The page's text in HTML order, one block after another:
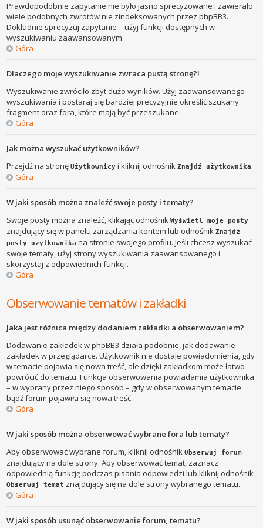
Prawdopodobnie zapytanie nie było jasno sprecyzowane i zawierało
wiele podobnych zwrotów nie zindeksowanych przez phpBB3.
Dokładnie sprecyzuj zapytanie – użyj funkcji dostępnych w
wyszukiwaniu zaawansowanym.
Góra
Dlaczego moje wyszukiwanie zwraca pustą stronę?!
Wyszukiwanie zwróciło zbyt dużo wyników. Użyj zaawansowanego
wyszukiwania i postaraj się bardziej precyzyjnie określić szukany
fragment oraz fora, które mają być przeszukane.
Góra
Jak można wyszukać użytkowników?
Przejdź na stronęUżytkownicy i kliknij odnośnikZnajdź użytkownika.
Góra
W jaki sposób można znaleźć swoje posty i tematy?
Swoje posty można znaleźć, klikając odnośnikWyświetl moje posty
znajdujący się w panelu zarządzania kontem lub odnośnikZnajdź
posty użytkownika na stronie swojego profilu. Jeśli chcesz wyszukać
swoje tematy, użyj strony wyszukiwania zaawansowanego i
skorzystaj z odpowiednich funkcji.
Góra
Obserwowanie tematów i zakładki
Jaka jest różnica między dodaniem zakładki a obserwowaniem?
Dodawanie zakładek w phpBB3 działa podobnie, jak dodawanie
zakładek w przeglądarce. Użytkownik nie dostaje powiadomienia, gdy
w temacie pojawia się nowa treść, ale dzięki zakładkom może łatwo
powrócić do tematu. Funkcja obserwowania powiadamia użytkownika
– w wybrany przez niego sposób – gdy w obserwowanym temacie
bądź forum pojawiła się nowa treść.
Góra
W jaki sposób można obserwować wybrane fora lub tematy?
Aby obserwować wybrane forum, kliknij odnośnikObserwuj forum
znajdujący na dole strony. Aby obserwować temat, zaznacz
odpowiednią funkcję podczas pisania odpowiedzi lub kliknij odnośnik
Obserwuj temat znajdujący się na dole strony wybranego tematu.
Góra
W jaki sposób usunąć obserwowanie forum, tematu?